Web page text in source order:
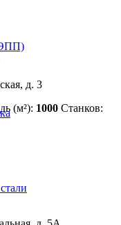
д. 3
(м²): 1000 Станков: